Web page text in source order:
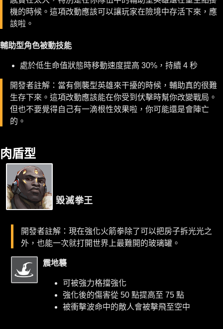
機的時候。這項改動應該可以讓玩家在險境中存活下來，應
該啦。
輔助型角色被動技能
處於低生命值狀態時移動速度提高 30%，持續 4 秒
開發者註解：當有側襲型英雄來干擾的時候，輔助真的很難
生存下來。這項改動應該能在你受到伏擊時幫你改變戰局。
但也不要覺得自己有一滴根性效果啦，你可能還是會陣亡
的。
肉盾型
毀滅拳王
開發者註解：現在強化火箭拳除了可以把房子拆光光之
外，也能一次就打開世界上最難開的玻璃罐。
震地襲
可被強力格擋強化
強化後的傷害從 50 點提高至 75 點
被衝擊波命中的敵人會被擊飛至空中